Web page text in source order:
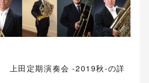
上田定期演奏会 -2019秋-の詳